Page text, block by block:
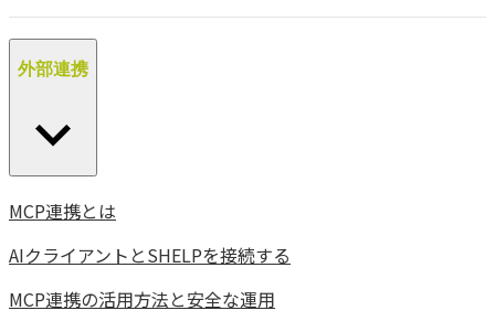
外部連携
MCP連携とは
AIクライアントとSHELPを接続する
MCP連携の活用方法と安全な運用